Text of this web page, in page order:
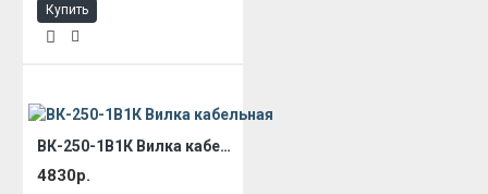
Купить
ВК-250-1В1К Вилка кабельная
4830р.